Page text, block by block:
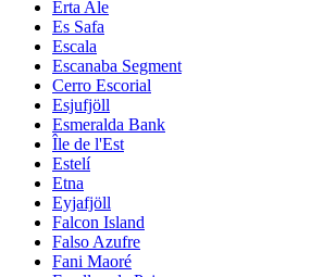
Erta Ale
Es Safa
Escala
Escanaba Segment
Cerro Escorial
Esjufjöll
Esmeralda Bank
Île de l'Est
Estelí
Etna
Eyjafjöll
Falcon Island
Falso Azufre
Fani Maoré